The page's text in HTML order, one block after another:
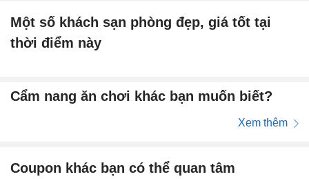
Một số khách sạn phòng đẹp, giá tốt tại
thời điểm này
Cẩm nang ăn chơi khác bạn muốn biết?
Xem thêm
Coupon khác bạn có thể quan tâm